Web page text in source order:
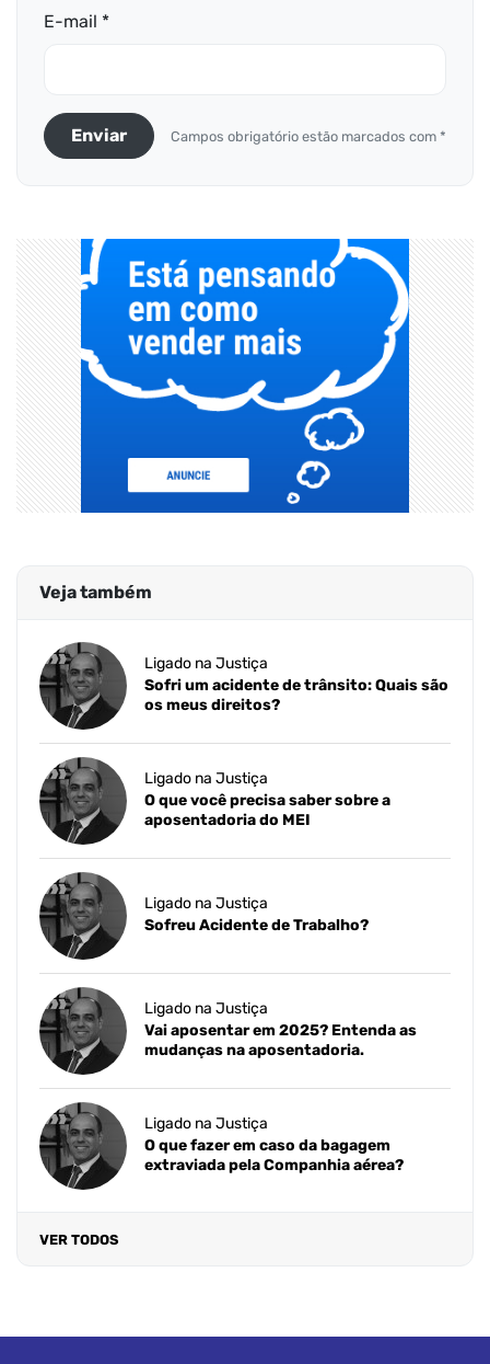
E-mail *
Enviar Campos obrigatório estão marcados com *
Veja também
Ligado na Justiça
Sofri um acidente de trânsito: Quais são
os meus direitos?
Ligado na Justiça
O que você precisa saber sobre a
aposentadoria do MEI
Ligado na Justiça
Sofreu Acidente de Trabalho?
Ligado na Justiça
Vai aposentar em 2025? Entenda as
mudanças na aposentadoria.
Ligado na Justiça
O que fazer em caso da bagagem
extraviada pela Companhia aérea?
VER TODOS